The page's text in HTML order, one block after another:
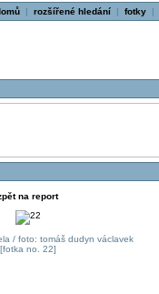
| rozšířené hledání| fotky|
na report
/ foto: tomáš dudyn václavek
[fotka no. 22]